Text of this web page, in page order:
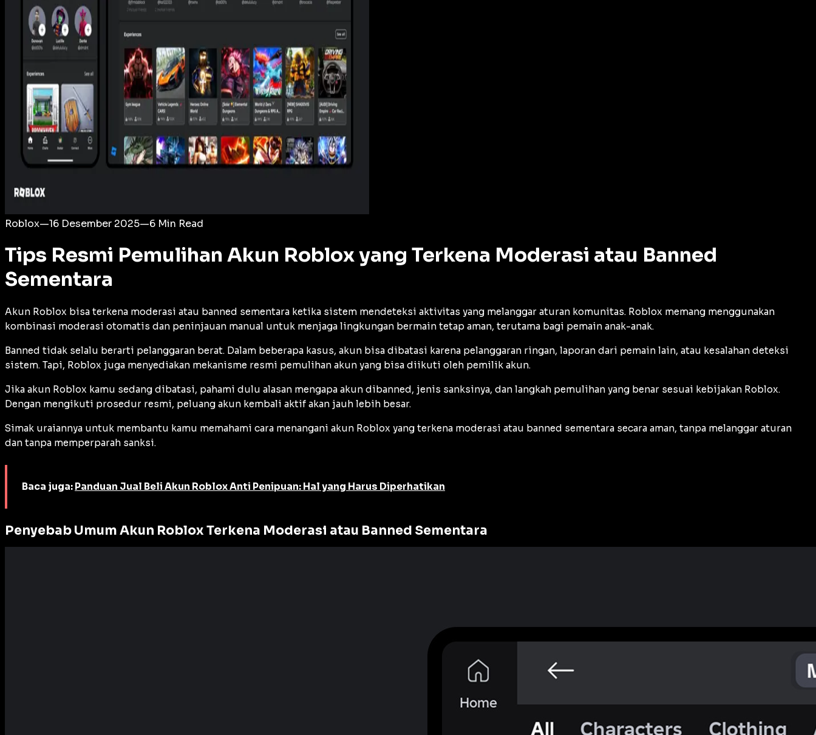
Login
Roblox—16 Desember 2025—6 Min Read
Tips Resmi Pemulihan Akun Roblox yang Terkena Moderasi atau Banned
Sementara
Akun Roblox bisa terkena moderasi atau banned sementara ketika sistem mendeteksi aktivitas yang melanggar aturan komunitas. Roblox memang menggunakan
kombinasi moderasi otomatis dan peninjauan manual untuk menjaga lingkungan bermain tetap aman, terutama bagi pemain anak-anak.
Banned tidak selalu berarti pelanggaran berat. Dalam beberapa kasus, akun bisa dibatasi karena pelanggaran ringan, laporan dari pemain lain, atau kesalahan deteksi
sistem. Tapi, Roblox juga menyediakan mekanisme resmi pemulihan akun yang bisa diikuti oleh pemilik akun.
Jika akun Roblox kamu sedang dibatasi, pahami dulu alasan mengapa akun dibanned, jenis sanksinya, dan langkah pemulihan yang benar sesuai kebijakan Roblox.
Dengan mengikuti prosedur resmi, peluang akun kembali aktif akan jauh lebih besar.
Simak uraiannya untuk membantu kamu memahami cara menangani akun Roblox yang terkena moderasi atau banned sementara secara aman, tanpa melanggar aturan
dan tanpa memperparah sanksi.
Baca juga: Panduan Jual Beli Akun Roblox Anti Penipuan: Hal yang Harus Diperhatikan
Penyebab Umum Akun Roblox Terkena Moderasi atau Banned Sementara